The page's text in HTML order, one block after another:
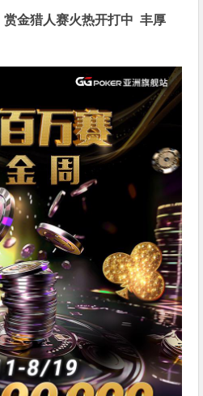
赏金猎人赛火热开打中 丰厚